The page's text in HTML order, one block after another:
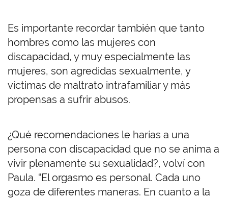
Es importante recordar también que tanto
hombres como las mujeres con
discapacidad, y muy especialmente las
mujeres, son agredidas sexualmente, y
víctimas de maltrato intrafamiliar y más
propensas a sufrir abusos.
¿Qué recomendaciones le harías a una
persona con discapacidad que no se anima a
vivir plenamente su sexualidad?, volví con
Paula. “El orgasmo es personal. Cada uno
goza de diferentes maneras. En cuanto a la